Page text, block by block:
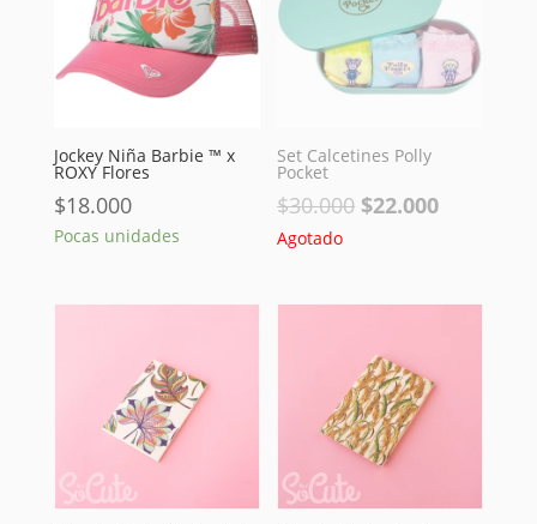
Jockey Niña Barbie ™ x
ROXY Flores
$18.000
Pocas unidades
Set Calcetines Polly
Pocket
$30.000 El
era:
$22.000El
es:
Agotado